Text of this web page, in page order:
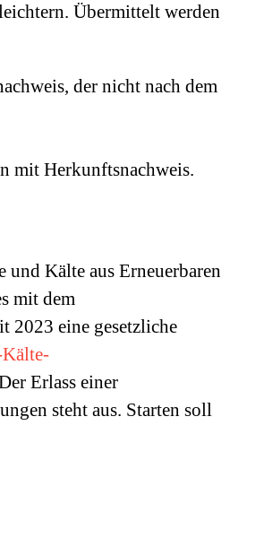
Übermittelt werden
der nicht nach dem
mit Herkunftsnachweis.
Kälte aus Erneuerbaren
mit dem
2023 eine gesetzliche
Kälte-
Erlass einer
steht aus. Starten soll